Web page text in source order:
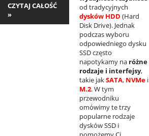
CZYTAJ CAŁOŚĆ
»
od tradycyjnych
dysków HDD (Hard
Disk Drive). Jednak
podczas wyboru
odpowiedniego dysku
SSD często
napotykamy na różne
rodzaje i interfejsy,
takie jakSATA, NVMe i
M.2. W tym
przewodniku
omówimy te trzy
popularne rodzaje
dysków SSD i